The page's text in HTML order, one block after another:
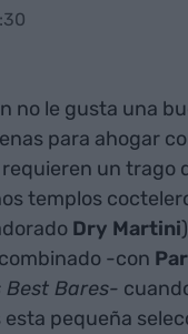
no le gusta una
para ahogar
un trago
templos
Dry Martini
-con
Best Bares-
pequeña